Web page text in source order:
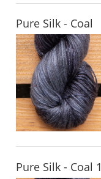
Pure Silk - Coal
Pure Silk - Coal 1